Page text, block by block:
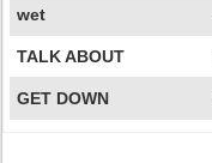
wet
TALK ABOUT
GET DOWN